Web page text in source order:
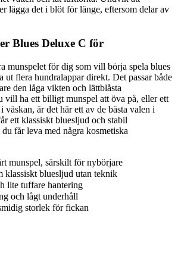
lägga det i blöt för länge, eftersom delar av
Blues Deluxe C för
munspelet för dig som vill börja spela blues
ut flera hundralappar direkt. Det passar både
den låga vikten och lättblåsta
vill ha ett billigt munspel att öva på, eller ett
väskan, är det här ett av de bästa valen i
ett klassiskt bluesljud och stabil
får leva med några kosmetiska
munspel, särskilt för nybörjare
klassiskt bluesljud utan teknik
lite tuffare hantering
och lågt underhåll
storlek för fickan